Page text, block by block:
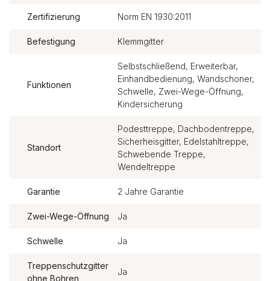
Zertifizierung Norm EN 1930:2011
Befestigung Klemmgitter
Funktionen
Selbstschließend, Erweiterbar,
Einhandbedienung, Wandschoner,
Schwelle, Zwei-Wege-Öffnung,
Kindersicherung
Standort
Podesttreppe, Dachbodentreppe,
Sicherheisgitter, Edelstahltreppe,
Schwebende Treppe,
Wendeltreppe
Garantie 2 Jahre Garantie
Zwei-Wege-Öffnung Ja
Schwelle Ja
Treppenschutzgitter
ohne Bohren
Ja